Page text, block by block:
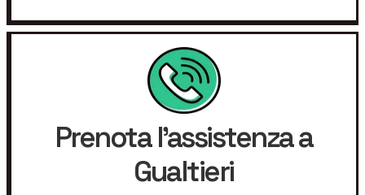
Prenota l'assistenza a
Gualtieri